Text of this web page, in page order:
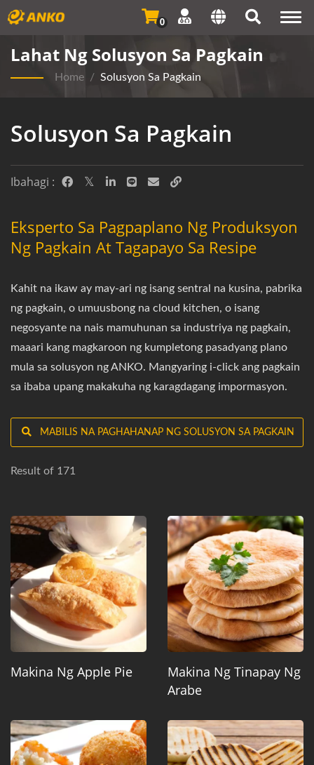
0
Lahat Ng Solusyon Sa Pagkain
Home / Solusyon Sa Pagkain
Solusyon Sa Pagkain
Ibahagi :
Eksperto Sa Pagpaplano Ng Produksyon
Ng Pagkain At Tagapayo Sa Resipe
Kahit na ikaw ay may-ari ng isang sentral na kusina, pabrika
ng pagkain, o umuusbong na cloud kitchen, o isang
negosyante na nais mamuhunan sa industriya ng pagkain,
maaari kang magkaroon ng kumpletong pasadyang plano
mula sa solusyon ng ANKO. Mangyaring i-click ang pagkain
sa ibaba upang makakuha ng karagdagang impormasyon.
MABILIS NA PAGHAHANAP NG SOLUSYON SA PAGKAIN
Result of 171
Makina Ng Apple Pie
Makina Ng Tinapay Ng
Arabe